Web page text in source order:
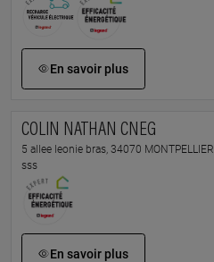
En savoir plus
COLIN NATHAN CNEG
5 allee leonie bras, 34070 MONTPELLIER
sss
En savoir plus